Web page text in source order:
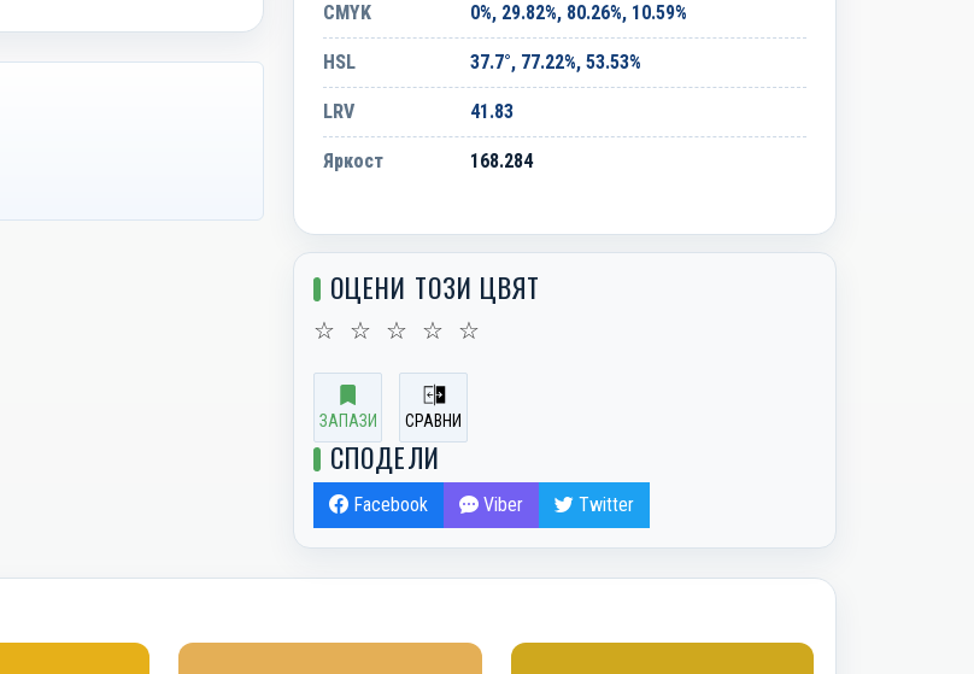
CMYK 0%, 29.82%, 80.26%, 10.59%
HSL 37.7°, 77.22%, 53.53%
LRV 41.83
Яркост 168.284
ОЦЕНИ ТОЗИ ЦВЯТ
☆ ☆ ☆ ☆ ☆
ЗАПАЗИ СРАВНИ
СПОДЕЛИ
Facebook Viber Twitter